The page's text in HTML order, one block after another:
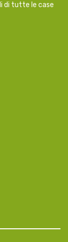
di tutte le case